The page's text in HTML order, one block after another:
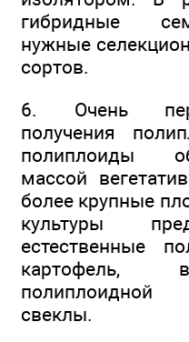
гибридные
нужные
сортов.
6. Очень
получения
полиплоиды
массой
более крупные
культуры
естественные
картофель,
полиплоидной
свеклы.